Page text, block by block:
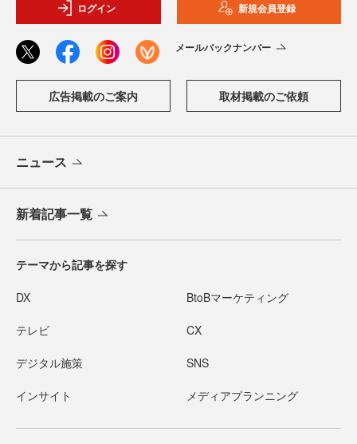
ログイン 新規会員登録
メールバックナンバー
広告掲載のご案内 取材掲載のご依頼
ニュース
新着記事一覧
テーマから記事を探す
DX BtoBマーケティング
テレビ CX
デジタル施策 SNS
インサイト メディアプランニング